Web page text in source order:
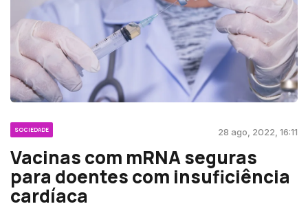
SOCIEDADE 28 ago, 2022, 16:11
Vacinas com mRNA seguras
para doentes com insuficiência
cardíaca